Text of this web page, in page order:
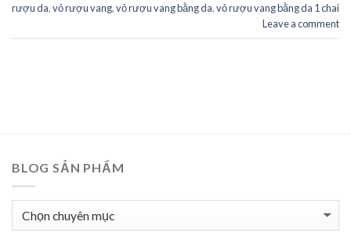
rượu da,vỏ rượu vang,vỏ rượu vang bằng da,vỏ rượu vang bằng da 1 chai
Leave a comment
BLOG SẢN PHẨM
BLOG
SẢN